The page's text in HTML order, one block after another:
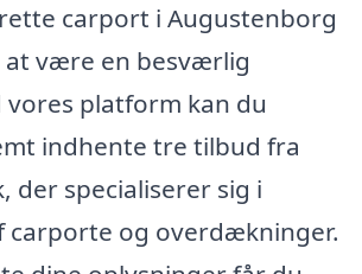
carport i Augustenborg
at være en besværlig
vores platform kan du
indhente tre tilbud fra
der specialiserer sig i
carporte og overdækninger.